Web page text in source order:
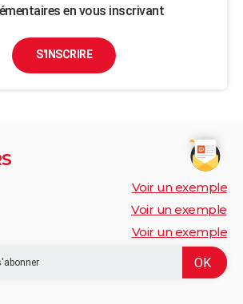
en vous inscrivant
S'INSCRIRE
Voir un exemple
Voir un exemple
Voir un exemple